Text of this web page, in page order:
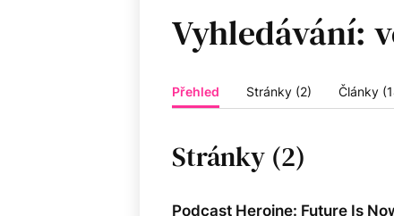
Vyhledávání:
Přehled Stránky (2) Články
Stránky (2)
Podcast Heroine: Future Is